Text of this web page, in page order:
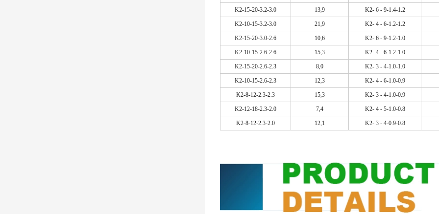
K2-15-20-3.2-3.0 13,9 K2- 6 - 9-1.4-1.2
K2-10-15-3.2-3.0 21,9 K2- 4 - 6-1.2-1.2
K2-15-20-3.0-2.6 10,6 K2- 6 - 9-1.2-1.0
K2-10-15-2.6-2.6 15,3 K2- 4 - 6-1.2-1.0
K2-15-20-2.6-2.3 8,0 K2- 3 - 4-1.0-1.0
K2-10-15-2.6-2.3 12,3 K2- 4 - 6-1.0-0.9
K2-8-12-2.3-2.3 15,3 K2- 3 - 4-1.0-0.9
K2-12-18-2.3-2.0 7,4 K2- 4 - 5-1.0-0.8
K2-8-12-2.3-2.0 12,1 K2- 3 - 4-0.9-0.8